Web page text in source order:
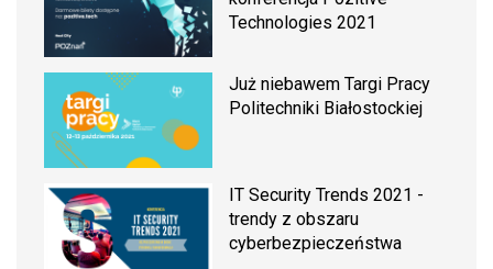
Technologies 2021
Już niebawem Targi Pracy
Politechniki Białostockiej
IT Security Trends 2021 -
trendy z obszaru
cyberbezpieczeństwa